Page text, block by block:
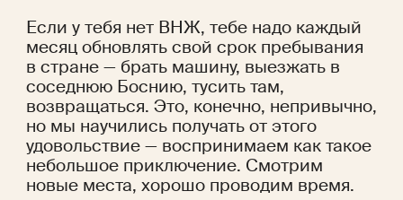
Если у тебя нет ВНЖ, тебе надо каждый
месяц обновлять свой срок пребывания
в стране — брать машину, выезжать в
соседнюю Боснию, тусить там,
возвращаться. Это, конечно, непривычно,
но мы научились получать от этого
удовольствие — воспринимаем как такое
небольшое приключение. Смотрим
новые места, хорошо проводим время.